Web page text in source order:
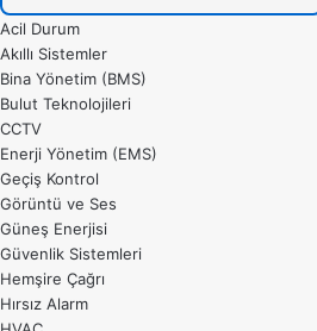
Acil Durum
Akıllı Sistemler
Bina Yönetim (BMS)
Bulut Teknolojileri
CCTV
Enerji Yönetim (EMS)
Geçiş Kontrol
Görüntü ve Ses
Güneş Enerjisi
Güvenlik Sistemleri
Hemşire Çağrı
Hırsız Alarm